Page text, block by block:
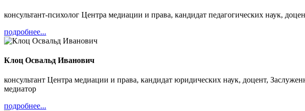
консультант-психолог Центра медиации и права, кандидат педагогических наук,
подробнее...
Клоц Освальд Иванович
консультант Центра медиации и права, кандидат юридических наук, доцент,
медиатор
подробнее...